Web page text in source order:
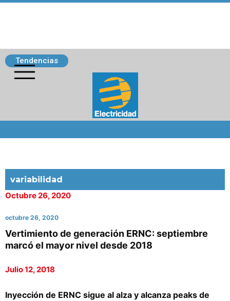
Tendencias
variabilidad
Octubre 26, 2020
octubre 26, 2020
Vertimiento de generación ERNC: septiembre
marcó el mayor nivel desde 2018
Julio 12, 2018
Inyección de ERNC sigue al alza y alcanza peaks de